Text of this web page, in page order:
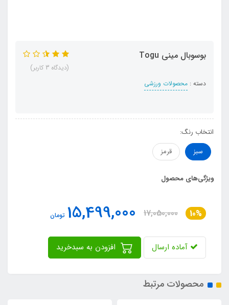
بوسوبال ميني Togu
دسته : محصولات ورزشی
(دیدگاه 3 کاربر)
انتخاب رنگ:
سبز
قرمز
ویژگی‌های محصول
10%
17,050,000
15,499,000 تومان
آماده ارسال
محصولات مرتبط